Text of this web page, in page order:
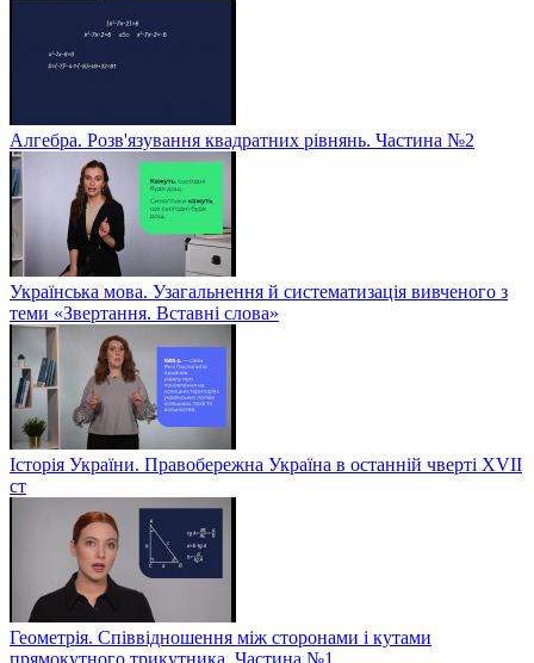
Алгебра. Розв'язування квадратних рівнянь. Частина №2
Українська мова. Узагальнення й систематизація вивченого з
теми «Звертання. Вставні слова»
Історія України. Правобережна Україна в останній чверті XVII
ст
Геометрія. Співвідношення між сторонами і кутами
прямокутного трикутника. Частина №1